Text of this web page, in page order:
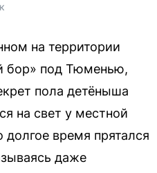
на территории
бор» под Тюменью,
пола детёныша
на свет у местной
время прятался
даже